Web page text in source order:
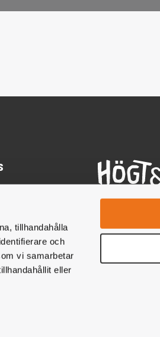
tillhandahålla
och
vi samarbetar
eller